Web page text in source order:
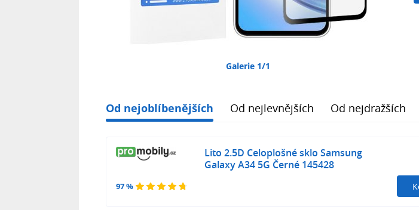
Galerie 1/1
Od nejoblíbenějších Od nejlevnějších Od nejdražších
97 %
Lito 2.5D Celoplošné sklo Samsung
Galaxy A34 5G Černé 145428